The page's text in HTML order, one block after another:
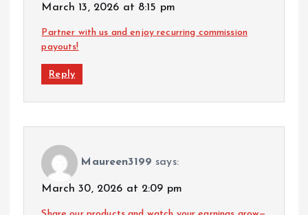
March 13, 2026 at 8:15 pm
Partner with us and enjoy recurring commission
payouts!
Reply
Maureen3199 says:
March 30, 2026 at 2:09 pm